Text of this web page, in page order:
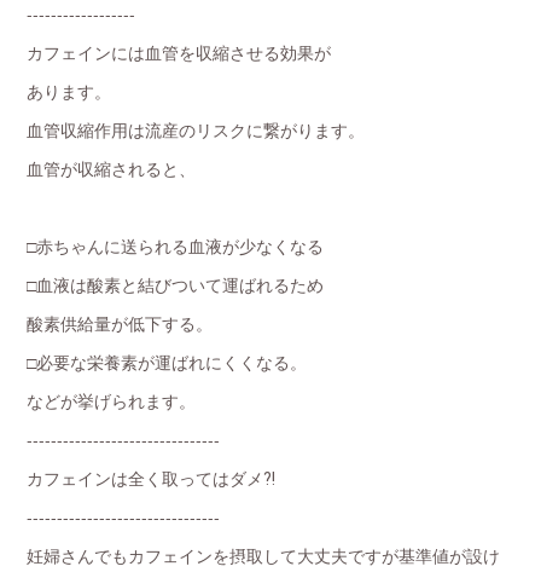
------------------
カフェインには血管を収縮させる効果が
あります。
血管収縮作用は流産のリスクに繋がります。
血管が収縮されると、
□赤ちゃんに送られる血液が少なくなる
□血液は酸素と結びついて運ばれるため
酸素供給量が低下する。
□必要な栄養素が運ばれにくくなる。
などが挙げられます。
--------------------------------
カフェインは全く取ってはダメ⁈
--------------------------------
妊婦さんでもカフェインを摂取して大丈夫ですが基準値が設け